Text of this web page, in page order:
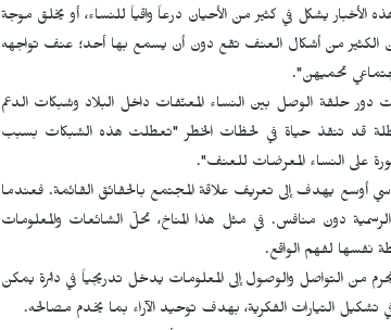
يشكل في كثير من الأحيان درعاً واقياً للنساء، أو يخلق موجة
الكثير من أشكال العنف تقع دون أن يسمع بها أحد؛ عنف تواجهه
تحميهن".
حلقة الوصل بين النساء المعنّفات داخل البلاد وشبكات الدعم
مظلة قد تنقذ حياة في لحظات الخطر "تعطلت هذه الشبكات بسبب
على النساء المعرضات للعنف".
أوسع يهدف إلى تعريف علاقة المجتمع بالحقائق القائمة. فعندما
دون منافس. في مثل هذا المناخ، تحلّ الشائعات والمعلومات
نفسها لفهم الواقع.
من التواصل والوصول إلى المعلومات يدخل تدريجياً في دائرة يمكن
التيارات الفكرية، بهدف توحيد الآراء بما يخدم مصالحه.